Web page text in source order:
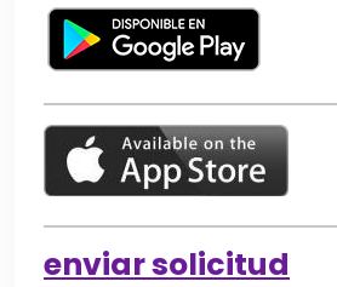
enviar solicitud